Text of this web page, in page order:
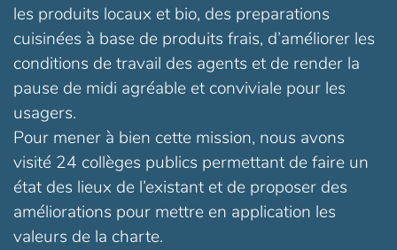
les produits locaux et bio, des preparations
cuisinées à base de produits frais, d’améliorer les
conditions de travail des agents et de render la
pause de midi agréable et conviviale pour les
usagers.
Pour mener à bien cette mission, nous avons
visité 24 collèges publics permettant de faire un
état des lieux de l’existant et de proposer des
améliorations pour mettre en application les
valeurs de la charte.